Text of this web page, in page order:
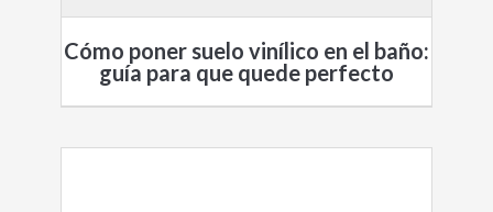
Cómo poner suelo vinílico en el baño:
guía para que quede perfecto